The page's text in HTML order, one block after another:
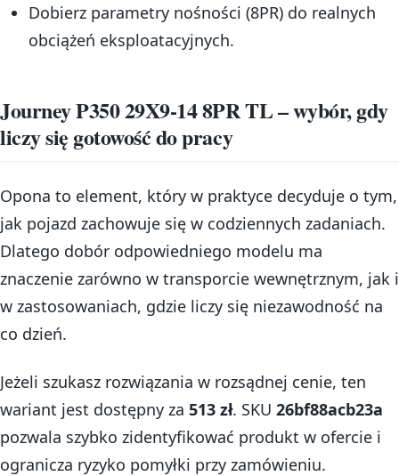
Dobierz parametry nośności (8PR) do realnych
obciążeń eksploatacyjnych.
Journey P350 29X9-14 8PR TL – wybór, gdy
liczy się gotowość do pracy
Opona to element, który w praktyce decyduje o tym,
jak pojazd zachowuje się w codziennych zadaniach.
Dlatego dobór odpowiedniego modelu ma
znaczenie zarówno w transporcie wewnętrznym, jak i
w zastosowaniach, gdzie liczy się niezawodność na
co dzień.
Jeżeli szukasz rozwiązania w rozsądnej cenie, ten
wariant jest dostępny za 513 zł. SKU 26bf88acb23a
pozwala szybko zidentyfikować produkt w ofercie i
ogranicza ryzyko pomyłki przy zamówieniu.